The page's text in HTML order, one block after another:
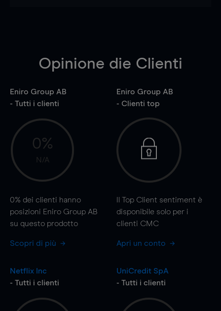
Opinione die Clienti
Eniro Group AB
- Tutti i clienti
0%
N/A
0% dei clienti hanno
posizioni Eniro Group AB
su questo prodotto
Scopri di più
Eniro Group AB
- Clienti top
Il Top Client sentiment è
disponibile solo per i
clienti CMC
Apri un conto
Netflix Inc
- Tutti i clienti
UniCredit SpA
- Tutti i clienti